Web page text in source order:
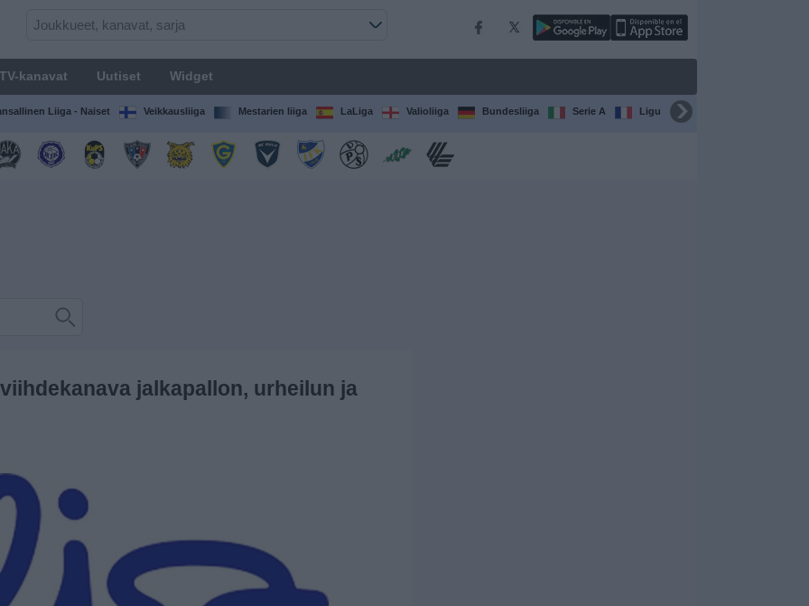
TV-kanavat Uutiset Widget
Liiga - Naiset Veikkausliiga Mestarien liiga LaLiga Valioliiga Bundesliiga Serie A Ligue 1
jalkapallon, urheilun ja